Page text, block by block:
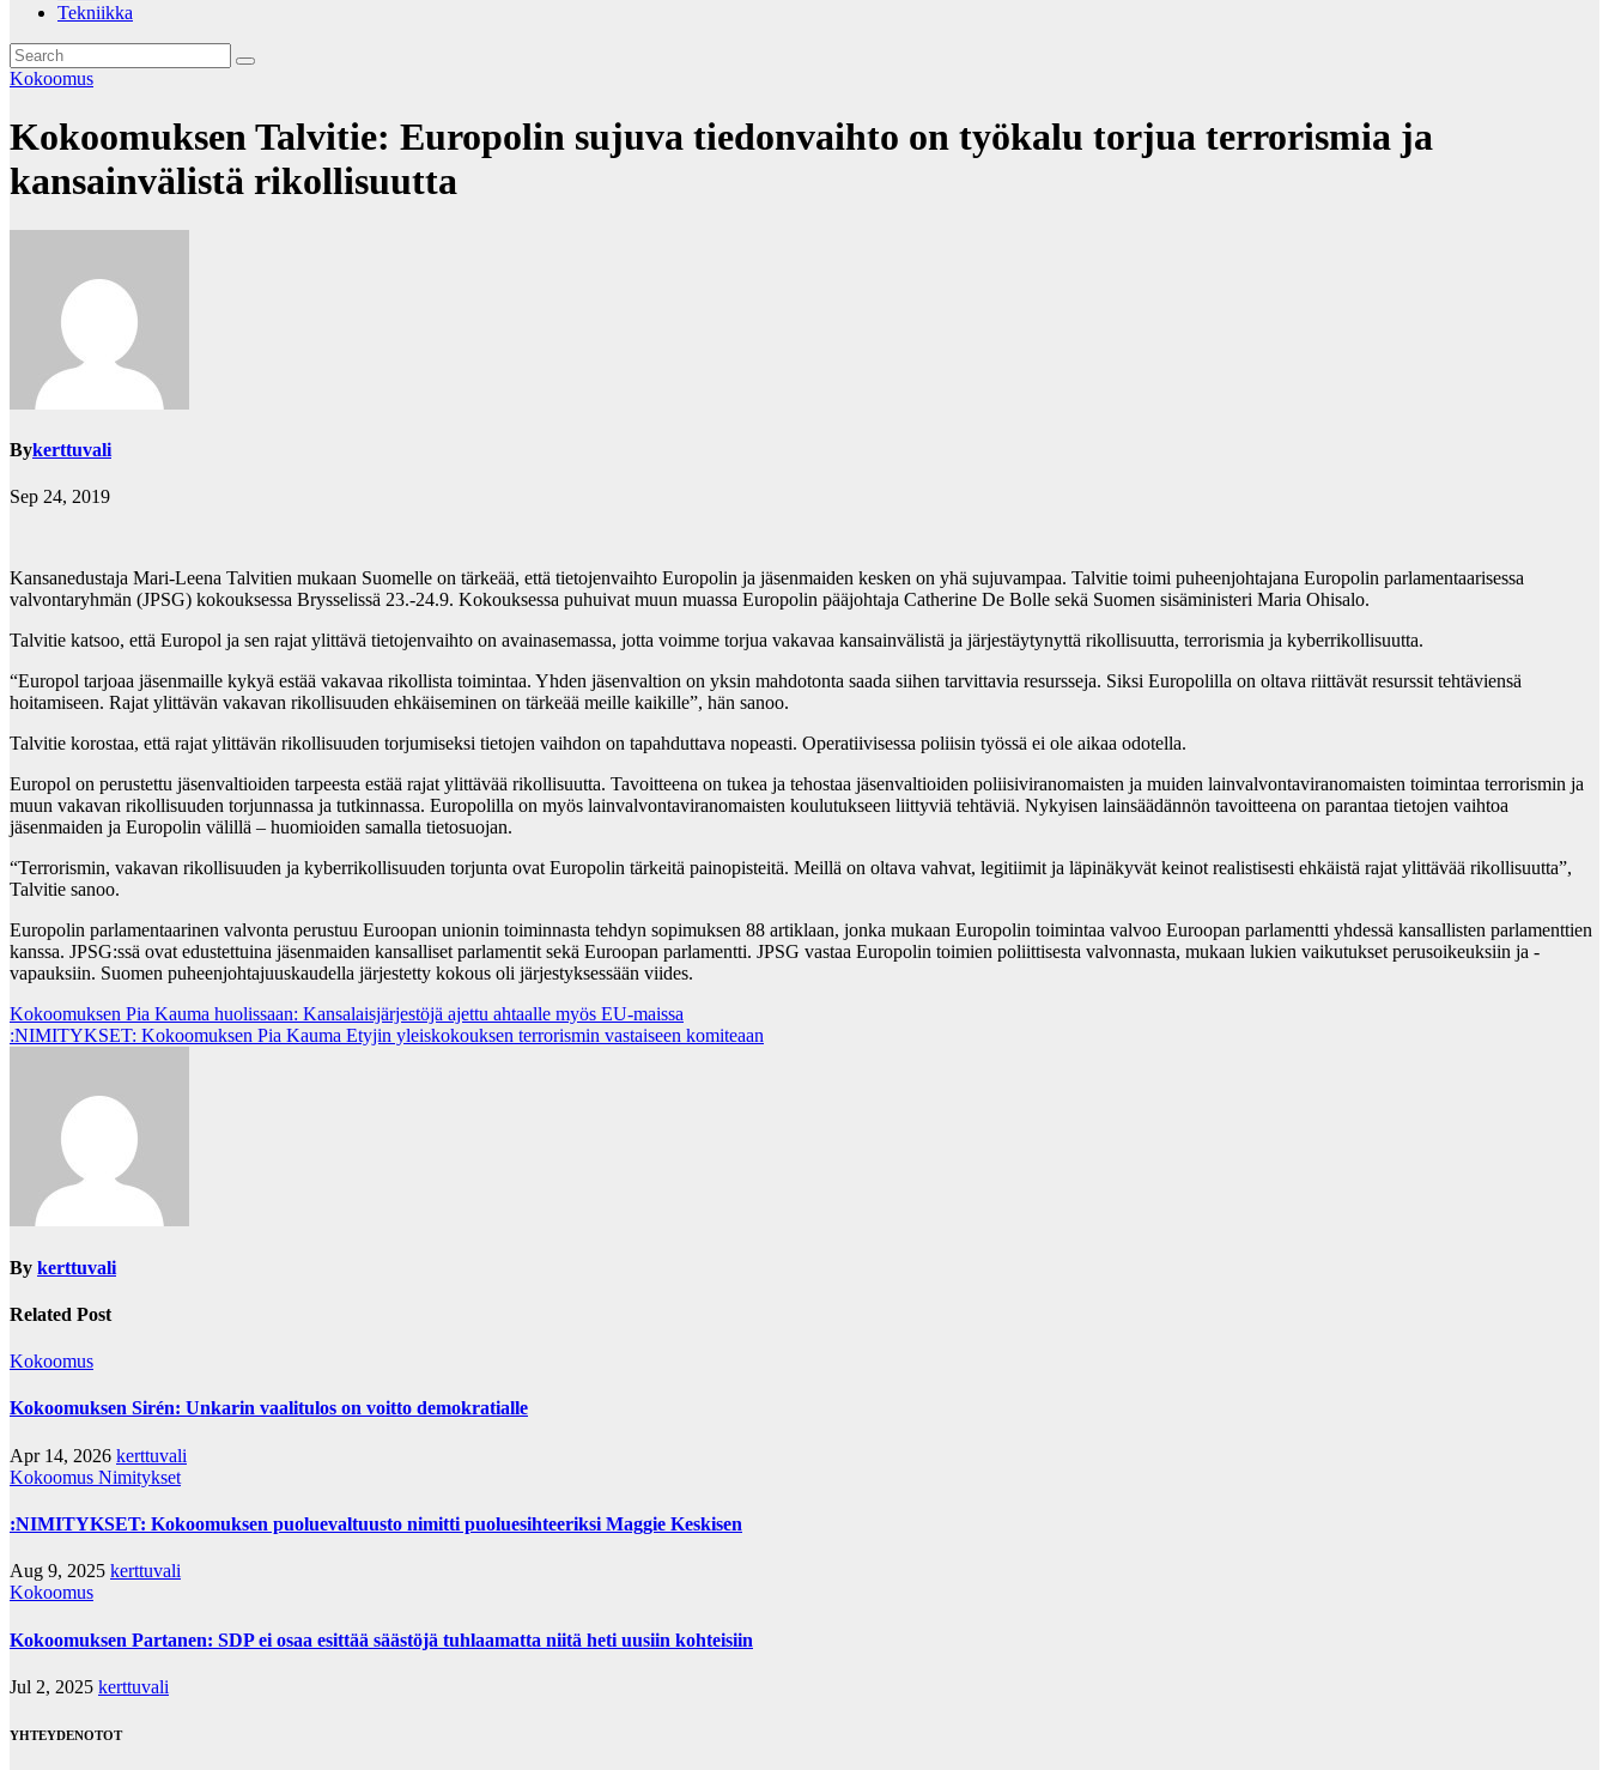
Tekniikka
Kokoomus
Kokoomuksen Talvitie: Europolin sujuva tiedonvaihto on työkalu torjua terrorismia ja
kansainvälistä rikollisuutta
Bykerttuvali
Sep 24, 2019
Kansanedustaja Mari-Leena Talvitien mukaan Suomelle on tärkeää, että tietojenvaihto Europolin ja jäsenmaiden kesken on yhä sujuvampaa. Talvitie toimi puheenjohtajana Europolin parlamentaarisessa
valvontaryhmän (JPSG) kokouksessa Brysselissä 23.-24.9. Kokouksessa puhuivat muun muassa Europolin pääjohtaja Catherine De Bolle sekä Suomen sisäministeri Maria Ohisalo.
Talvitie katsoo, että Europol ja sen rajat ylittävä tietojenvaihto on avainasemassa, jotta voimme torjua vakavaa kansainvälistä ja järjestäytynyttä rikollisuutta, terrorismia ja kyberrikollisuutta.
“Europol tarjoaa jäsenmaille kykyä estää vakavaa rikollista toimintaa. Yhden jäsenvaltion on yksin mahdotonta saada siihen tarvittavia resursseja. Siksi Europolilla on oltava riittävät resurssit tehtäviensä
hoitamiseen. Rajat ylittävän vakavan rikollisuuden ehkäiseminen on tärkeää meille kaikille”, hän sanoo.
Talvitie korostaa, että rajat ylittävän rikollisuuden torjumiseksi tietojen vaihdon on tapahduttava nopeasti. Operatiivisessa poliisin työssä ei ole aikaa odotella.
Europol on perustettu jäsenvaltioiden tarpeesta estää rajat ylittävää rikollisuutta. Tavoitteena on tukea ja tehostaa jäsenvaltioiden poliisiviranomaisten ja muiden lainvalvontaviranomaisten toimintaa terrorismin ja
muun vakavan rikollisuuden torjunnassa ja tutkinnassa. Europolilla on myös lainvalvontaviranomaisten koulutukseen liittyviä tehtäviä. Nykyisen lainsäädännön tavoitteena on parantaa tietojen vaihtoa
jäsenmaiden ja Europolin välillä – huomioiden samalla tietosuojan.
“Terrorismin, vakavan rikollisuuden ja kyberrikollisuuden torjunta ovat Europolin tärkeitä painopisteitä. Meillä on oltava vahvat, legitiimit ja läpinäkyvät keinot realistisesti ehkäistä rajat ylittävää rikollisuutta”,
Talvitie sanoo.
Europolin parlamentaarinen valvonta perustuu Euroopan unionin toiminnasta tehdyn sopimuksen 88 artiklaan, jonka mukaan Europolin toimintaa valvoo Euroopan parlamentti yhdessä kansallisten parlamenttien
kanssa. JPSG:ssä ovat edustettuina jäsenmaiden kansalliset parlamentit sekä Euroopan parlamentti. JPSG vastaa Europolin toimien poliittisesta valvonnasta, mukaan lukien vaikutukset perusoikeuksiin ja -
vapauksiin. Suomen puheenjohtajuuskaudella järjestetty kokous oli järjestyksessään viides.
Post
navigation
Kokoomuksen Pia Kauma huolissaan: Kansalaisjärjestöjä ajettu ahtaalle myös EU-maissa
:NIMITYKSET: Kokoomuksen Pia Kauma Etyjin yleiskokouksen terrorismin vastaiseen komiteaan
By kerttuvali
Related Post
Kokoomus
Kokoomuksen Sirén: Unkarin vaalitulos on voitto demokratialle
Apr 14, 2026 kerttuvali
Kokoomus Nimitykset
:NIMITYKSET: Kokoomuksen puoluevaltuusto nimitti puoluesihteeriksi Maggie Keskisen
Aug 9, 2025 kerttuvali
Kokoomus
Kokoomuksen Partanen: SDP ei osaa esittää säästöjä tuhlaamatta niitä heti uusiin kohteisiin
Jul 2, 2025 kerttuvali
YHTEYDENOTOT